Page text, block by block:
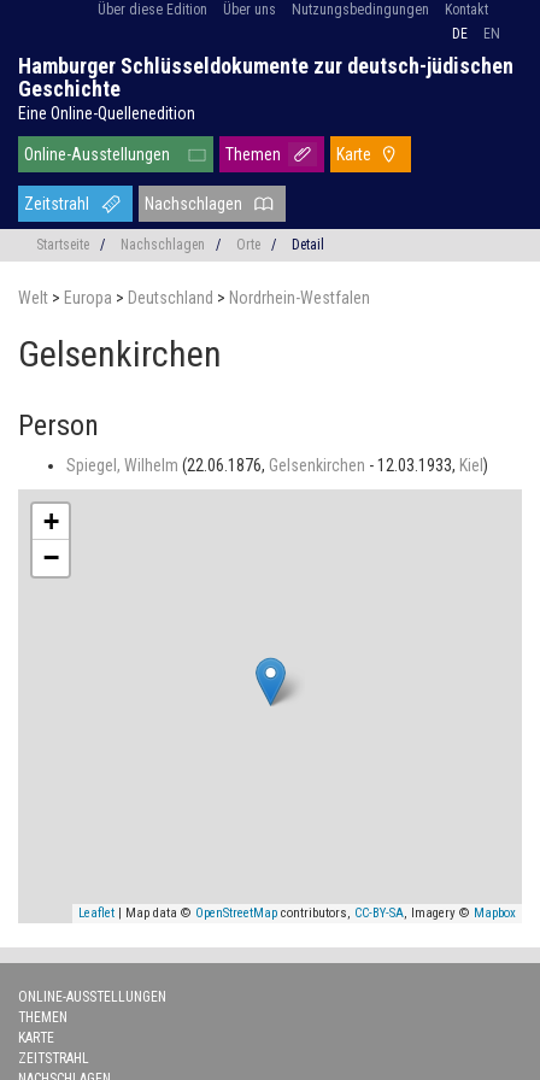
Über diese Edition Über uns Nutzungsbedingungen
Kontakt
DE
EN
Hamburger Schlüsseldokumente zur deutsch-jüdischen
Geschichte
Eine Online-Quellenedition
Online-Ausstellungen Themen Karte
Zeitstrahl Nachschlagen
Startseite / Nachschlagen / Orte / Detail
Welt > Europa > Deutschland > Nordrhein-Westfalen
Gelsenkirchen
Person
Spiegel, Wilhelm (22.06.1876, Gelsenkirchen - 12.03.1933, Kiel )
+
−
Leaflet | Map data © OpenStreetMap contributors, CC-BY-SA, Imagery © Mapbox
ONLINE-AUSSTELLUNGEN
THEMEN
KARTE
ZEITSTRAHL